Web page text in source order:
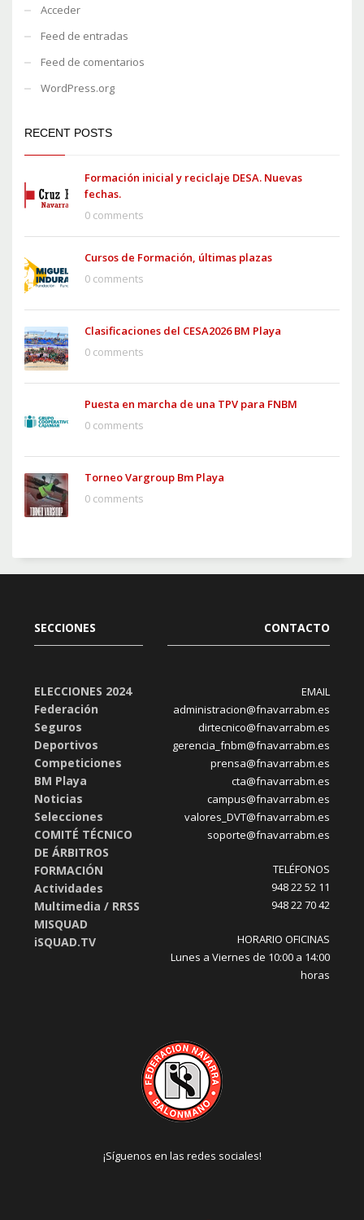
Acceder
Feed de entradas
Feed de comentarios
WordPress.org
RECENT POSTS
Formación inicial y reciclaje DESA. Nuevas
fechas.
0 comments
Cursos de Formación, últimas plazas
0 comments
Clasificaciones del CESA2026 BM Playa
0 comments
Puesta en marcha de una TPV para FNBM
0 comments
Torneo Vargroup Bm Playa
0 comments
SECCIONES
ELECCIONES 2024
Federación
Seguros
Deportivos
Competiciones
BM Playa
Noticias
Selecciones
COMITÉ TÉCNICO
DE ÁRBITROS
FORMACIÓN
Actividades
Multimedia / RRSS
MISQUAD
iSQUAD.TV
CONTACTO
EMAIL
administracion@fnavarrabm.es
dirtecnico@fnavarrabm.es
gerencia_fnbm@fnavarrabm.es
prensa@fnavarrabm.es
cta@fnavarrabm.es
campus@fnavarrabm.es
valores_DVT@fnavarrabm.es
soporte@fnavarrabm.es
TELÉFONOS
948 22 52 11
948 22 70 42
HORARIO OFICINAS
Lunes a Viernes de 10:00 a 14:00
horas
¡Síguenos en las redes sociales!